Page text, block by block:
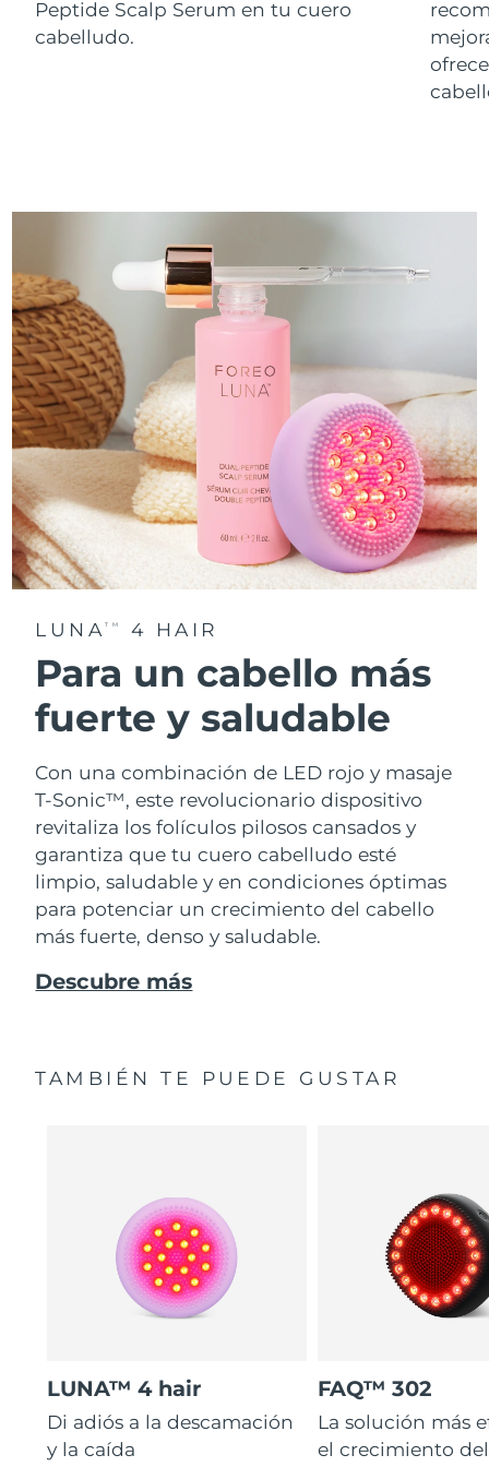
Peptide Scalp Serum en tu cuero
cabelludo.
LUNATM 4 HAIR
Para un cabello más
fuerte y saludable
Con una combinación de LED rojo y masaje
T-Sonic™, este revolucionario dispositivo
revitaliza los folículos pilosos cansados y
garantiza que tu cuero cabelludo esté
limpio, saludable y en condiciones óptimas
para potenciar un crecimiento del cabello
más fuerte, denso y saludable.
Descubre más
TAMBIÉN TE PUEDE GUSTAR
LUNA™ 4 hair
Di adiós a la descamación
y la caída
FAQ™ 302
La solución más
el crecimiento